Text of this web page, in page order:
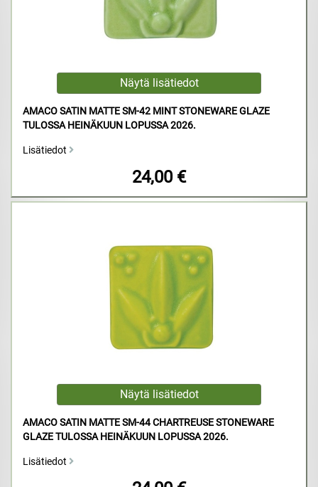
AMACO SATIN MATTE SM-42 MINT STONEWARE GLAZE
TULOSSA HEINÄKUUN LOPUSSA 2026.
Lisätiedot
24,00 €
AMACO SATIN MATTE SM-44 CHARTREUSE STONEWARE
GLAZE TULOSSA HEINÄKUUN LOPUSSA 2026.
Lisätiedot